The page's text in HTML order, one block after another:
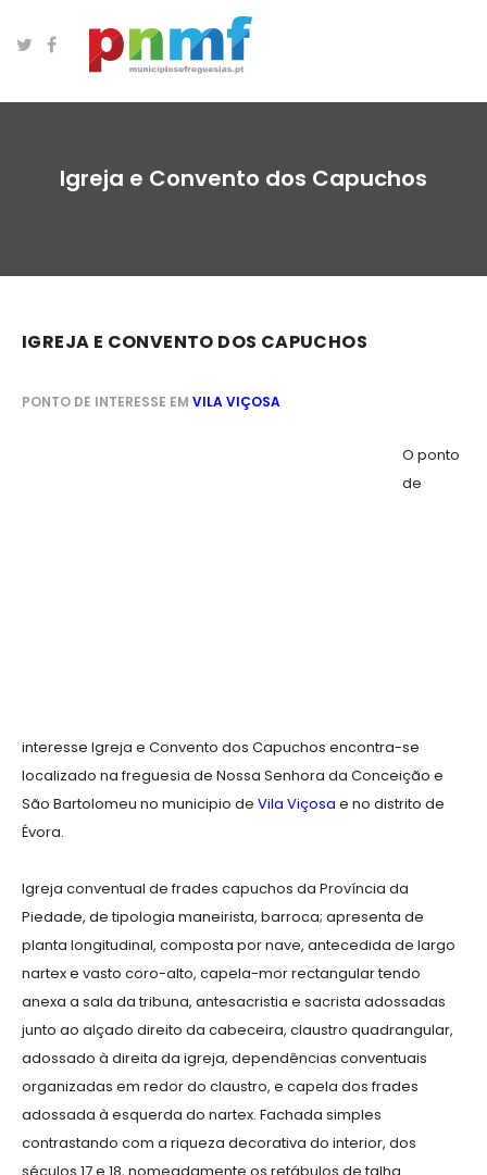
Igreja e Convento dos Capuchos
IGREJA E CONVENTO DOS CAPUCHOS
PONTO DE INTERESSE EM VILA VIÇOSA
O ponto
de
interesse Igreja e Convento dos Capuchos encontra-se
localizado na freguesia de Nossa Senhora da Conceição e
São Bartolomeu no municipio de Vila Viçosa e no distrito de
Évora.
Igreja conventual de frades capuchos da Província da
Piedade, de tipologia maneirista, barroca; apresenta de
planta longitudinal, composta por nave, antecedida de largo
nartex e vasto coro-alto, capela-mor rectangular tendo
anexa a sala da tribuna, antesacristia e sacrista adossadas
junto ao alçado direito da cabeceira, claustro quadrangular,
adossado à direita da igreja, dependências conventuais
organizadas em redor do claustro, e capela dos frades
adossada à esquerda do nartex. Fachada simples
contrastando com a riqueza decorativa do interior, dos